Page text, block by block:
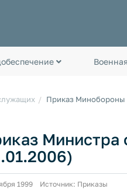
Приказ Минобороны
Министра
1999 Источник: Приказы